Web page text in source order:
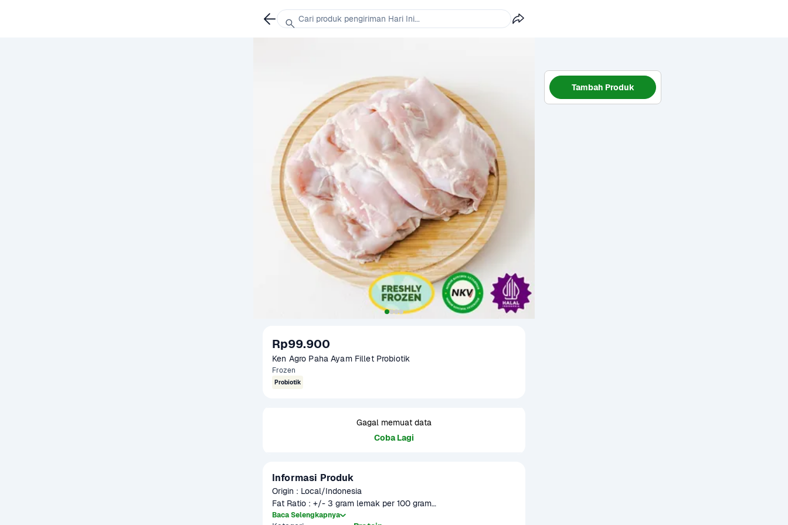
Rp99.900
Ken Agro Paha Ayam Fillet Probiotik
Frozen
Probiotik
Gagal memuat data
Coba Lagi
Informasi Produk
Origin : Local/Indonesia
Fat Ratio : +/- 3 gram lemak per 100 gram
Gramation : 500 gram
Baca Selengkapnya
Tambah Produk
Cari produk pengiriman Hari Ini...